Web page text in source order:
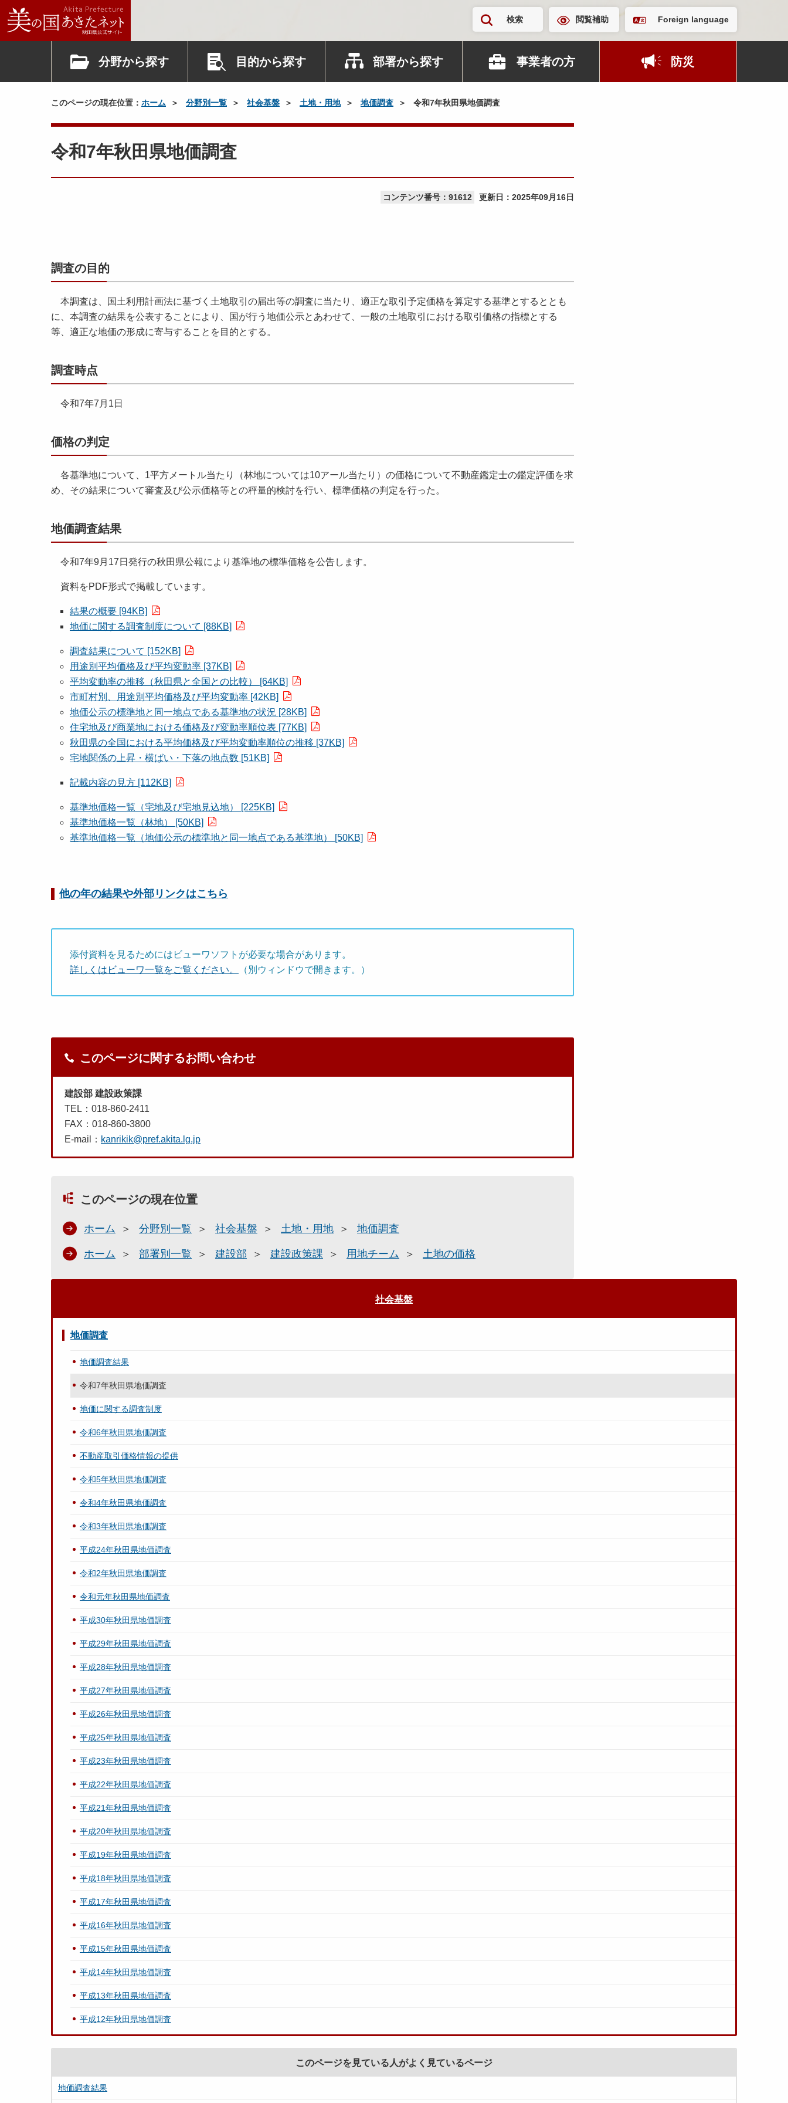
検索 閲覧補助 Foreign language
分野から探す 目的から探す 部署から探す 事業者の方 防災
このページの現在位置： ホーム 分野別一覧 社会基盤 土地・用地 地価調査 令和7年秋田県地価調査
令和7年秋田県地価調査
コンテンツ番号：91612 更新日： 2025年09月16日
調査の目的
本調査は、国土利用計画法に基づく土地取引の届出等の調査に当たり、適正な取引予定価格を算定する基準とするととも
に、本調査の結果を公表することにより、国が行う地価公示とあわせて、一般の土地取引における取引価格の指標とする
等、適正な地価の形成に寄与することを目的とする。
調査時点
令和7年7月1日
価格の判定
各基準地について、1平方メートル当たり（林地については10アール当たり）の価格について不動産鑑定士の鑑定評価を求
め、その結果について審査及び公示価格等との秤量的検討を行い、標準価格の判定を行った。
地価調査結果
令和7年9月17日発行の秋田県公報により基準地の標準価格を公告します。
資料をPDF形式で掲載しています。
結果の概要 [94KB]
地価に関する調査制度について [88KB]
調査結果について [152KB]
用途別平均価格及び平均変動率 [37KB]
平均変動率の推移（秋田県と全国との比較） [64KB]
市町村別、用途別平均価格及び平均変動率 [42KB]
地価公示の標準地と同一地点である基準地の状況 [28KB]
住宅地及び商業地における価格及び変動率順位表 [77KB]
秋田県の全国における平均価格及び平均変動率順位の推移 [37KB]
宅地関係の上昇・横ばい・下落の地点数 [51KB]
記載内容の見方 [112KB]
基準地価格一覧（宅地及び宅地見込地） [225KB]
基準地価格一覧（林地） [50KB]
基準地価格一覧（地価公示の標準地と同一地点である基準地） [50KB]
他の年の結果や外部リンクはこちら
添付資料を見るためにはビューワソフトが必要な場合があります。
詳しくはビューワ一覧をご覧ください。
（別ウィンドウで開きます。）
このページに関するお問い合わせ
建設部 建設政策課
TEL：018-860-2411
FAX：018-860-3800
E-mail： kanrikik@pref.akita.lg.jp
このページの現在位置
ホーム 分野別一覧 社会基盤 土地・用地 地価調査
ホーム 部署別一覧 建設部 建設政策課 用地チーム 土地の価格
社会基盤
地価調査
地価調査結果
令和7年秋田県地価調査
地価に関する調査制度
令和6年秋田県地価調査
不動産取引価格情報の提供
令和5年秋田県地価調査
令和4年秋田県地価調査
令和3年秋田県地価調査
平成24年秋田県地価調査
令和2年秋田県地価調査
令和元年秋田県地価調査
平成30年秋田県地価調査
平成29年秋田県地価調査
平成28年秋田県地価調査
平成27年秋田県地価調査
平成26年秋田県地価調査
平成25年秋田県地価調査
平成23年秋田県地価調査
平成22年秋田県地価調査
平成21年秋田県地価調査
平成20年秋田県地価調査
平成19年秋田県地価調査
平成18年秋田県地価調査
平成17年秋田県地価調査
平成16年秋田県地価調査
平成15年秋田県地価調査
平成14年秋田県地価調査
平成13年秋田県地価調査
平成12年秋田県地価調査
このページを見ている人がよく見ているページ
地価調査結果